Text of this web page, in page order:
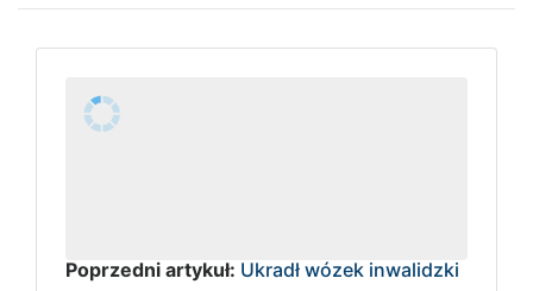
Poprzedni artykuł: Ukradł wózek inwalidzki